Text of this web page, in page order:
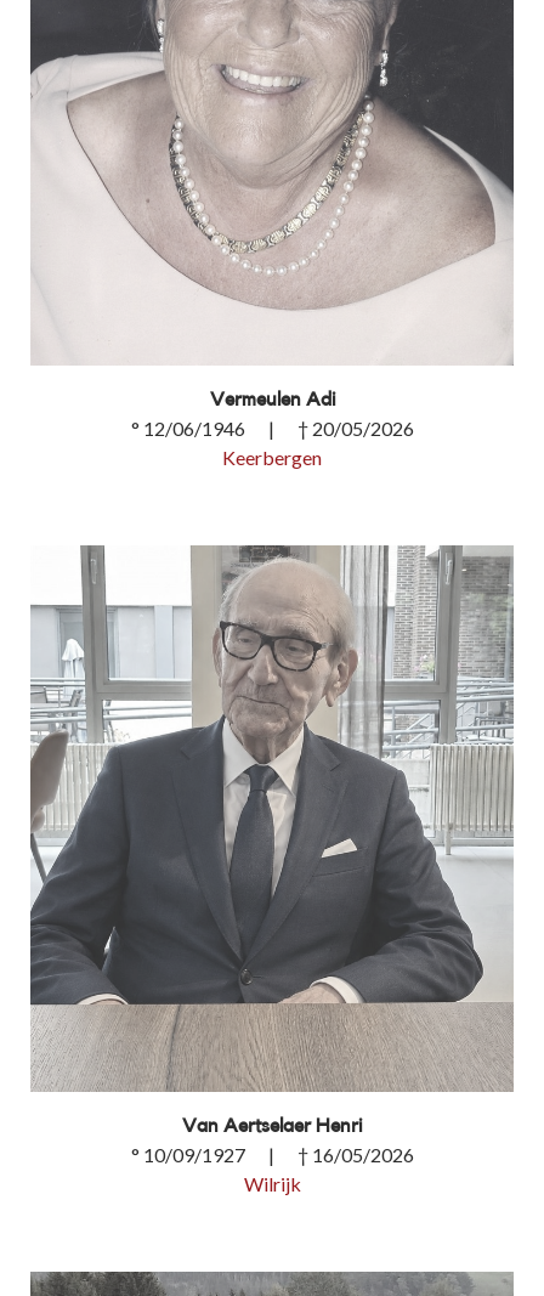
Vermeulen Adi
Vermeulen Adi
° 12/06/1946 | † 20/05/2026
Keerbergen
Van Aertselaer Henri
Van Aertselaer Henri
° 10/09/1927 | † 16/05/2026
Wilrijk